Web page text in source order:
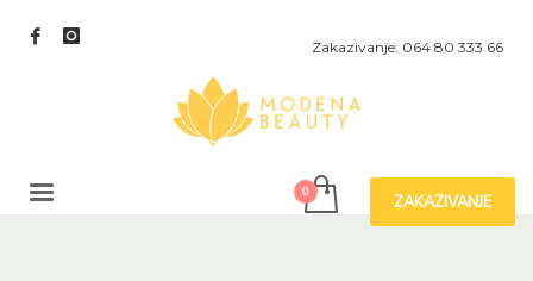
Zakazivanje: 064 80 333 66
ZAKAZIVANJE